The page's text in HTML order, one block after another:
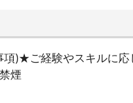
)★ご経験やスキルに応
煙